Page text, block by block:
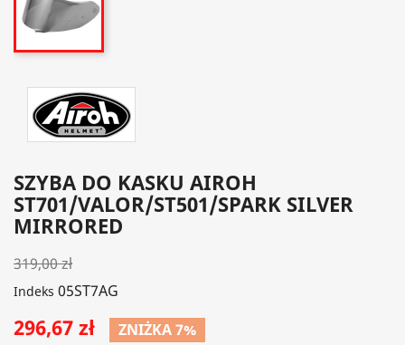
SZYBA DO KASKU AIROH
ST701/VALOR/ST501/SPARK SILVER
MIRRORED
319,00 zł
Indeks 05ST7AG
296,67 zł ZNIŻKA 7%